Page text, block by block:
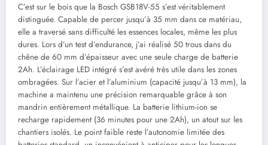
C’est sur le bois que la Bosch GSB18V-55 s’est véritablement
distinguée. Capable de percer jusqu’à 35 mm dans ce matériau,
elle a traversé sans difficulté les essences locales, même les plus
dures. Lors d’un test d’endurance, j’ai réalisé 50 trous dans du
chêne de 60 mm d’épaisseur avec une seule charge de batterie
2Ah. L’éclairage LED intégré s’est avéré très utile dans les zones
ombragées. Sur l’acier et l’aluminium (capacité jusqu’à 13 mm), la
machine a maintenu une précision remarquable grâce à son
mandrin entièrement métallique. La batterie lithium-ion se
recharge rapidement (36 minutes pour une 2Ah), un atout sur les
chantiers isolés. Le point faible reste l’autonomie limitée des